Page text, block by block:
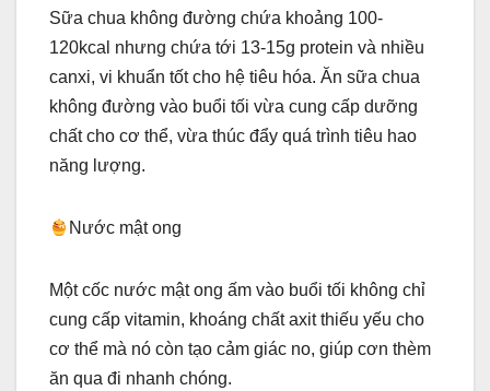
Sữa chua không đường chứa khoảng 100-
120kcal nhưng chứa tới 13-15g protein và nhiều
canxi, vi khuẩn tốt cho hệ tiêu hóa. Ăn sữa chua
không đường vào buổi tối vừa cung cấp dưỡng
chất cho cơ thể, vừa thúc đẩy quá trình tiêu hao
năng lượng.
Nước mật ong
Một cốc nước mật ong ấm vào buổi tối không chỉ
cung cấp vitamin, khoáng chất axit thiếu yếu cho
cơ thể mà nó còn tạo cảm giác no, giúp cơn thèm
ăn qua đi nhanh chóng.